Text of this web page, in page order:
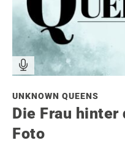
UNKNOWN QUEENS
Die Frau hinter
Foto